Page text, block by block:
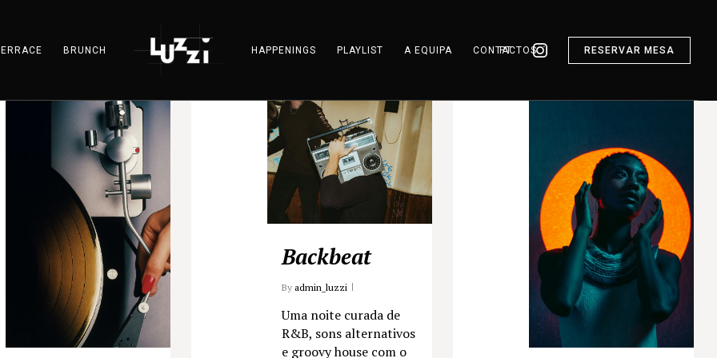
BRUNCH HAPPENINGS PLAYLIST A EQUIPA CONTACTOS
PT RESERVAR MESA
Backbeat
By admin_luzzi
Uma noite curada de
R&B, sons alternativos
e groovy house com o